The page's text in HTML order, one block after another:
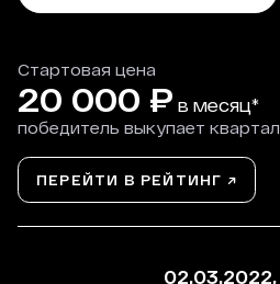
Стартовая цена
20 000 ₽ в месяц*
победитель выкупает квартал
ПЕРЕЙТИ В РЕЙТИНГ ↗